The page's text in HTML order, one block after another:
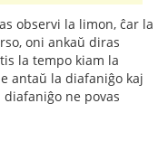
observi la limon, ĉar la
oni ankaŭ diras
la tempo kiam la
antaŭ la diafaniĝo kaj
ne povas